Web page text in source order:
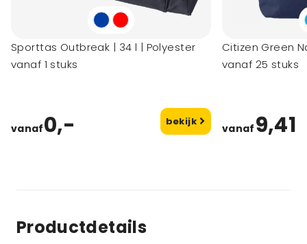
Sporttas Outbreak | 34 l | Polyester
vanaf 1 stuks
vanaf0,- bekijk
Citizen Green
vanaf 25 stuks
vanaf 9,41
Productdetails